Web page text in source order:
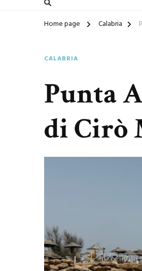
Home page Calabria
CALABRIA
Punta
di Cirò